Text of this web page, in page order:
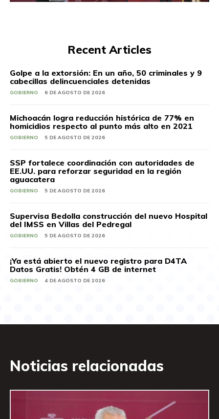
Recent Articles
Golpe a la extorsión: En un año, 50 criminales y 9
cabecillas delincuenciales detenidas
GOBIERNO 6 DE AGOSTO DE 2026
Michoacán logra reducción histórica de 77% en
homicidios respecto al punto más alto en 2021
GOBIERNO 5 DE AGOSTO DE 2026
SSP fortalece coordinación con autoridades de
EE.UU. para reforzar seguridad en la región
aguacatera
GOBIERNO 5 DE AGOSTO DE 2026
Supervisa Bedolla construcción del nuevo Hospital
del IMSS en Villas del Pedregal
GOBIERNO 5 DE AGOSTO DE 2026
¡Ya está abierto el nuevo registro para D4TA
Datos Gratis! Obtén 4 GB de internet
GOBIERNO 4 DE AGOSTO DE 2026
Noticias relacionadas